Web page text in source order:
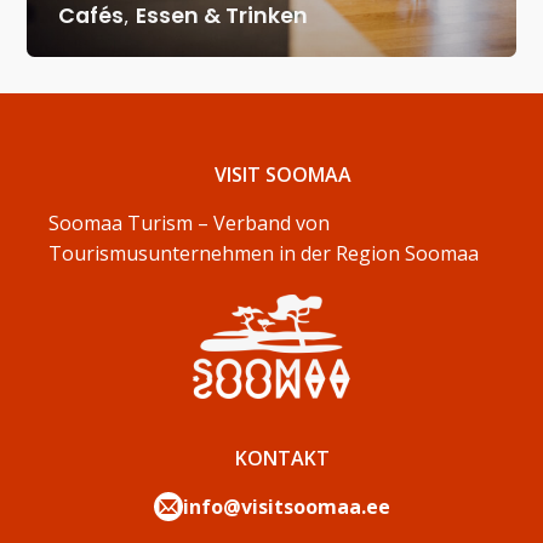
Cafés, Essen & Trinken
VISIT SOOMAA
Soomaa Turism – Verband von
Tourismusunternehmen in der Region Soomaa
KONTAKT
info@visitsoomaa.ee